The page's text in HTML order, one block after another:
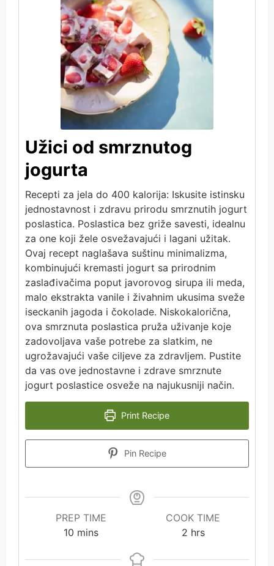
Užici od smrznutog
jogurta
Recepti za jela do 400 kalorija: Iskusite istinsku
jednostavnost i zdravu prirodu smrznutih jogurt
poslastica. Poslastica bez griže savesti, idealnu
za one koji žele osvežavajući i lagani užitak.
Ovaj recept naglašava suštinu minimalizma,
kombinujući kremasti jogurt sa prirodnim
zaslađivačima poput javorovog sirupa ili meda,
malo ekstrakta vanile i živahnim ukusima sveže
iseckanih jagoda i čokolade. Niskokalorična,
ova smrznuta poslastica pruža uživanje koje
zadovoljava vaše potrebe za slatkim, ne
ugrožavajući vaše ciljeve za zdravljem. Pustite
da vas ove jednostavne i zdrave smrznute
jogurt poslastice osveže na najukusniji način.
Print Recipe
Pin Recipe
PREP TIME
10 minutes
mins
COOK TIME
2hours
hrs